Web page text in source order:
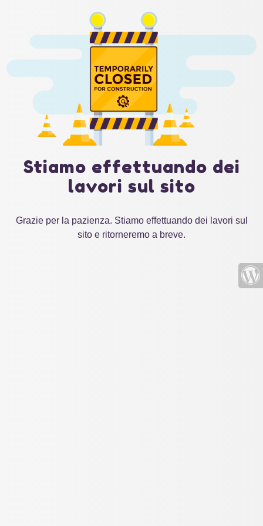
Stiamo effettuando dei
lavori sul sito
Grazie per la pazienza. Stiamo effettuando dei lavori sul
sito e ritorneremo a breve.